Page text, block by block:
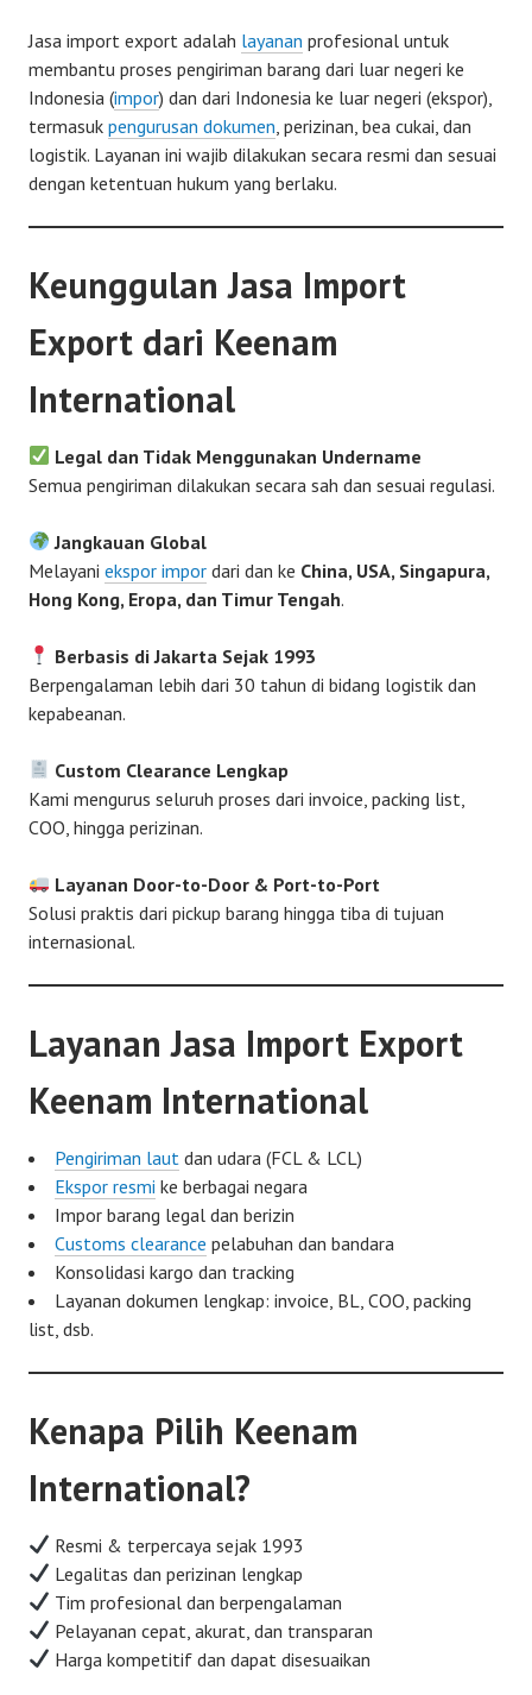
Jasa import export adalah layanan profesional untuk
membantu proses pengiriman barang dari luar negeri ke
Indonesia (impor) dan dari Indonesia ke luar negeri (ekspor),
termasuk pengurusan dokumen , perizinan, bea cukai, dan
logistik. Layanan ini wajib dilakukan secara resmi dan sesuai
dengan ketentuan hukum yang berlaku.
Keunggulan Jasa Import
Export dari Keenam
International
Legal dan Tidak Menggunakan Undername
Semua pengiriman dilakukan secara sah dan sesuai regulasi.
Jangkauan Global
Melayani ekspor impor dari dan ke China, USA, Singapura,
Hong Kong, Eropa, dan Timur Tengah.
Berbasis di Jakarta Sejak 1993
Berpengalaman lebih dari 30 tahun di bidang logistik dan
kepabeanan.
Custom Clearance Lengkap
Kami mengurus seluruh proses dari invoice, packing list,
COO, hingga perizinan.
Layanan Door-to-Door & Port-to-Port
Solusi praktis dari pickup barang hingga tiba di tujuan
internasional.
Layanan Jasa Import Export
Keenam International
Pengiriman laut dan udara (FCL & LCL)
Ekspor resmi ke berbagai negara
Impor barang legal dan berizin
Customs clearance pelabuhan dan bandara
Konsolidasi kargo dan tracking
Layanan dokumen lengkap: invoice, BL, COO, packing
list, dsb.
Kenapa Pilih Keenam
International?
Resmi & terpercaya sejak 1993
Legalitas dan perizinan lengkap
Tim profesional dan berpengalaman
Pelayanan cepat, akurat, dan transparan
Harga kompetitif dan dapat disesuaikan